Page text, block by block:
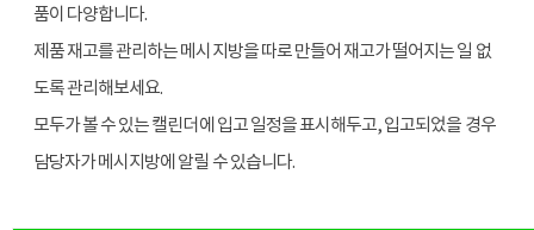
품이 다양합니다.
제품 재고를 관리하는 메시지방을 따로 만들어 재고가 떨어지는 일 없
도록 관리해보세요.
모두가 볼 수 있는 캘린더에 입고 일정을 표시해두고, 입고되었을 경우
담당자가 메시지방에 알릴 수 있습니다.